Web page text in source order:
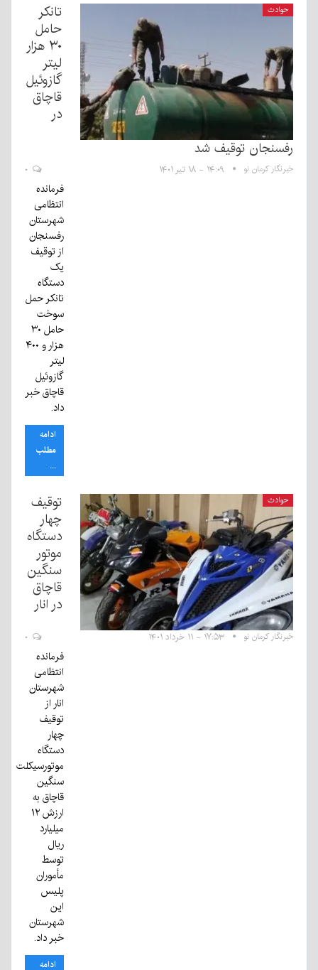
حوادث
تانکر
حامل
۳۰ هزار
لیتر
گازوئیل
قاچاق
در
رفسنجان توقیف شد
خبرنگار کرمان نو ۱۴:۰۹ - ۱۸ تیر ۱۴۰۱
فرمانده
انتظامی
شهرستان
رفسنجان
از توقیف
یک
دستگاه
تانکر حمل
سوخت
حامل ۳۰
هزار و ۴۰۰
لیتر
گازوئیل
قاچاق خبر
داد.
ادامه
مطلب
...
حوادث
توقیف
چهار
دستگاه
موتور
سنگین
قاچاق
در انار
خبرنگار کرمان نو ۱۷:۵۳ - ۱۱ خرداد ۱۴۰۱
فرمانده
انتظامی
شهرستان
انار از
توقیف
چهار
دستگاه
موتورسیکلت
سنگین
قاچاق به
ارزش ۱۲
میلیارد
ریال
توسط
مأموران
پلیس
این
شهرستان
خبر داد.
ادامه